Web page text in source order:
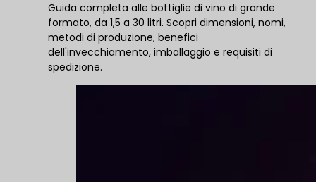
Guida completa alle bottiglie di vino di grande
formato, da 1,5 a 30 litri. Scopri dimensioni, nomi,
metodi di produzione, benefici
dell'invecchiamento, imballaggio e requisiti di
spedizione.